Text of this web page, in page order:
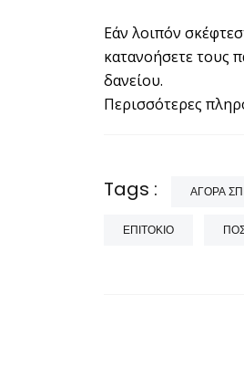
Εάν λοιπόν
κατανοήσετε τους
δανείου.
Περισσότερες
Tags : ΑΓΟΡΆ
ΕΠΙΤΌΚΙΟ